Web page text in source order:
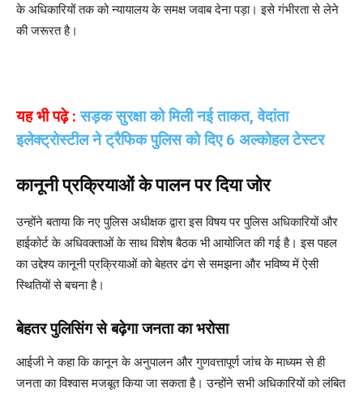
के अधिकारियों तक को न्यायालय के समक्ष जवाब देना पड़ा। इसे गंभीरता से लेने
की जरूरत है।
यह भी पढ़े :सड़क सुरक्षा को मिली नई ताकत, वेदांता
इलेक्ट्रोस्टील ने ट्रैफिक पुलिस को दिए 6 अल्कोहल टेस्टर
कानूनी प्रक्रियाओं के पालन पर दिया जोर
उन्होंने बताया कि नए पुलिस अधीक्षक द्वारा इस विषय पर पुलिस अधिकारियों और
हाईकोर्ट के अधिवक्ताओं के साथ विशेष बैठक भी आयोजित की गई है। इस पहल
का उद्देश्य कानूनी प्रक्रियाओं को बेहतर ढंग से समझना और भविष्य में ऐसी
स्थितियों से बचना है।
बेहतर पुलिसिंग से बढ़ेगा जनता का भरोसा
आईजी ने कहा कि कानून के अनुपालन और गुणवत्तापूर्ण जांच के माध्यम से ही
जनता का विश्वास मजबूत किया जा सकता है। उन्होंने सभी अधिकारियों को लंबित